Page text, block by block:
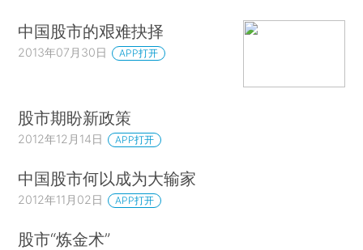
中国股市的艰难抉择
2013年07月30日 APP打开
股市期盼新政策
2012年12月14日 APP打开
中国股市何以成为大输家
2012年11月02日 APP打开
股市“炼金术”